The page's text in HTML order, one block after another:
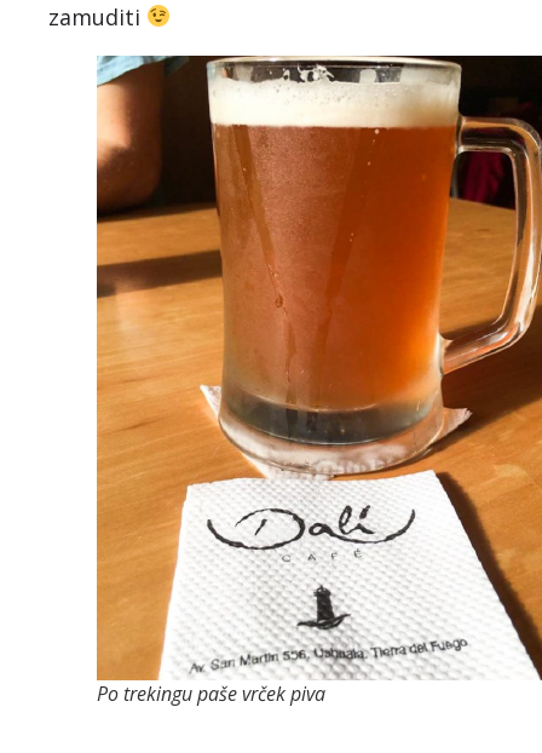
zamuditi
Po trekingu paše vrček piva